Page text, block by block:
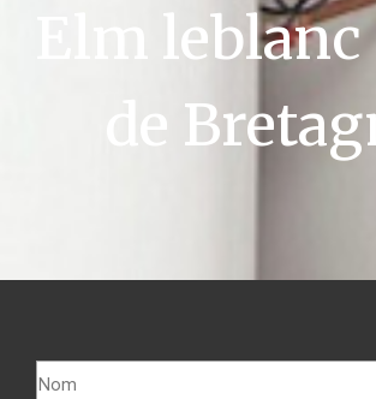
Elm
de